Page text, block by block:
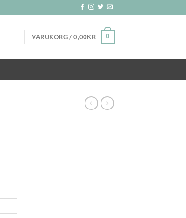
VARUKORG /0,00KR 0